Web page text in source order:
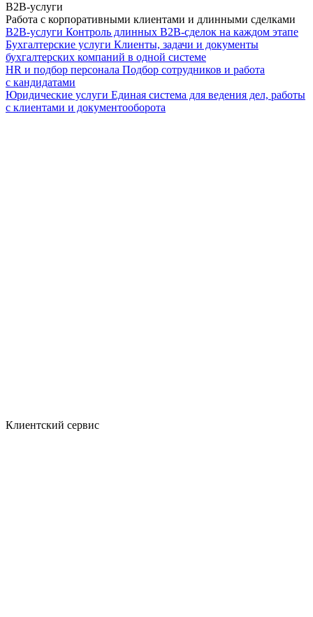
B2B-услуги
Работа с корпоративными клиентами и длинными сделками
B2B-услуги Контроль длинных B2B-сделок на каждом этапе
Бухгалтерские услуги Клиенты, задачи и документы
бухгалтерских компаний в одной системе
HR и подбор персонала Подбор сотрудников и работа
с кандидатами
Юридические услуги Единая система для ведения дел, работы
с клиентами и документооборота
Клиентский сервис